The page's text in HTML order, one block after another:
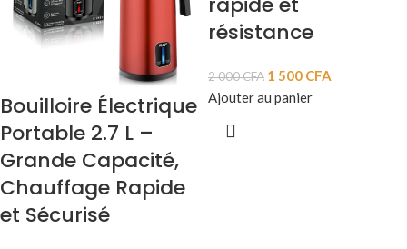
Bouilloire Électrique
Portable 2.7 L –
Grande Capacité,
Chauffage Rapide
et Sécurisé
résistance
2 000CFA 1 500 CFA
Ajouter au panier